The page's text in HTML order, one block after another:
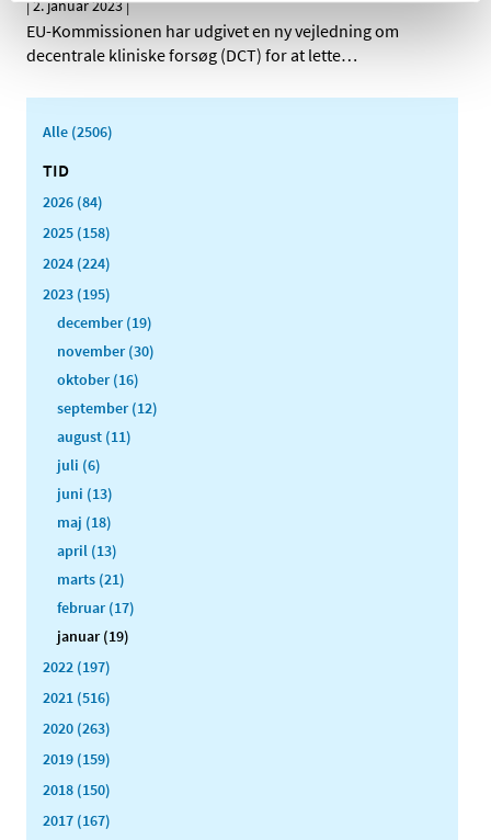
|2. januar 2023|
EU-Kommissionen har udgivet en ny vejledning om
decentrale kliniske forsøg (DCT) for at lette…
Alle (2506)
TID
2026 (84)
2025 (158)
2024 (224)
2023 (195)
december (19)
november (30)
oktober (16)
september (12)
august (11)
juli (6)
juni (13)
maj (18)
april (13)
marts (21)
februar (17)
januar (19)
2022 (197)
2021 (516)
2020 (263)
2019 (159)
2018 (150)
2017 (167)